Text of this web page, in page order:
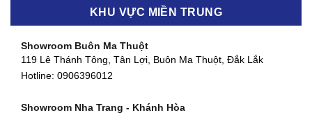
Showroom Biên Hòa - Đồng Nai
Showroom Thuận An - Bình Dương
KHU VỰC MIỀN TRUNG
Showroom Buôn Ma Thuột
119 Lê Thánh Tông, Tân Lợi, Buôn Ma Thuột, Đắk Lắk
Hotline: 0906396012
Showroom Nha Trang - Khánh Hòa